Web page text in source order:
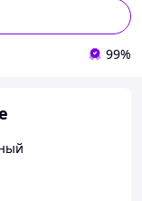
99%